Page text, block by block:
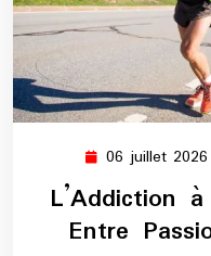
06 juillet 2026
L’Addiction
Entre